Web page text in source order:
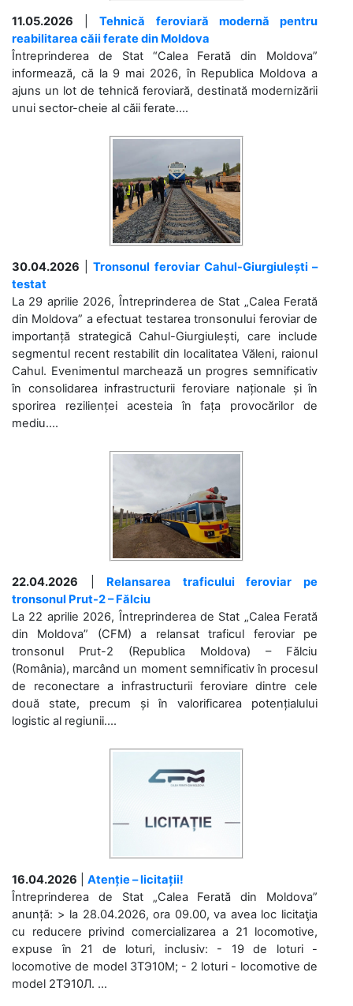
11.05.2026 |Tehnică feroviară modernă pentru
reabilitarea căii ferate din Moldova
Întreprinderea de Stat “Calea Ferată din Moldova”
informează, că la 9 mai 2026, în Republica Moldova a
ajuns un lot de tehnică feroviară, destinată modernizării
unui sector-cheie al căii ferate....
30.04.2026 |Tronsonul feroviar Cahul-Giurgiulești –
testat
La 29 aprilie 2026, Întreprinderea de Stat „Calea Ferată
din Moldova” a efectuat testarea tronsonului feroviar de
importanță strategică Cahul-Giurgiulești, care include
segmentul recent restabilit din localitatea Văleni, raionul
Cahul. Evenimentul marchează un progres semnificativ
în consolidarea infrastructurii feroviare naționale și în
sporirea rezilienței acesteia în fața provocărilor de
mediu....
22.04.2026
Relansarea traficului feroviar pe
tronsonul Prut-2 – Fălciu
La 22 aprilie 2026, Întreprinderea de Stat „Calea Ferată
din Moldova” (CFM) a relansat traficul feroviar pe
tronsonul Prut-2 (Republica Moldova) – Fălciu
(România), marcând un moment semnificativ în procesul
de reconectare a infrastructurii feroviare dintre cele
două state, precum și în valorificarea potențialului
logistic al regiunii....
16.04.2026
Atenție – licitații!
Întreprinderea de Stat „Calea Ferată din Moldova”
anunță: > la 28.04.2026, ora 09.00, va avea loc licitaţia
cu reducere privind comercializarea a 21 locomotive,
expuse în 21 de loturi, inclusiv: - 19 de loturi -
locomotive de model 3ТЭ10М; - 2 loturi - locomotive de
model 2ТЭ10Л. ...